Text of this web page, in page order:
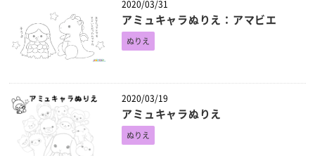
2020/03/31
アミュキャラぬりえ：アマビエ
ぬりえ
2020/03/19
アミュキャラぬりえ
ぬりえ